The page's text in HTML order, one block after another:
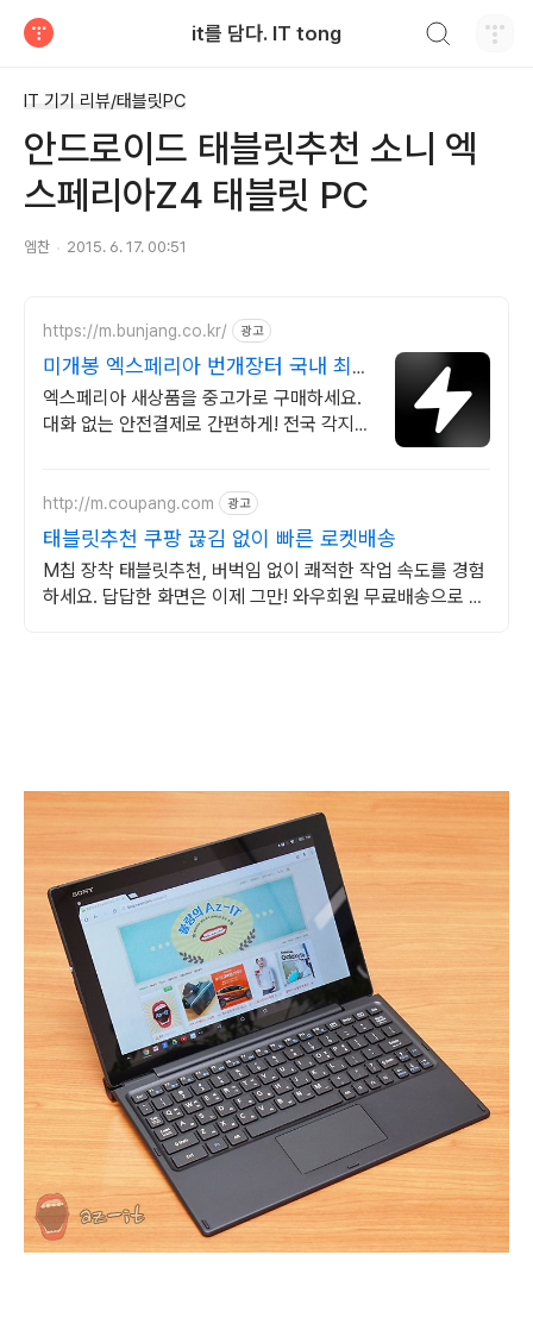
it를 담다. IT tong
IT 기기 리뷰/태블릿PC
안드로이드 태블릿추천 소니 엑
스페리아Z4 태블릿 PC
엠찬 2015. 6. 17. 00:51
https://m.bunjang.co.kr/ 광고
미개봉 엑스페리아 번개장터 국내 최대
브랜드 중고거래
엑스페리아 새상품을 중고가로 구매하세요.
대화 없는 안전결제로 간편하게! 전국 각지에
http://m.coupang.com 광고
태블릿추천 쿠팡 끊김 없이 빠른 로켓배송
M칩 장착 태블릿추천, 버벅임 없이 쾌적한 작업 속도를 경험
하세요. 답답한 화면은 이제 그만! 와우회원 무료배송으로 시